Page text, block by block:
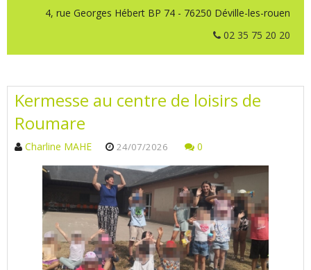
4, rue Georges Hébert BP 74 - 76250 Déville-les-rouen
02 35 75 20 20
Kermesse au centre de loisirs de
Roumare
Charline MAHE 24/07/2026 0